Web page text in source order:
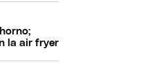
la air fryer